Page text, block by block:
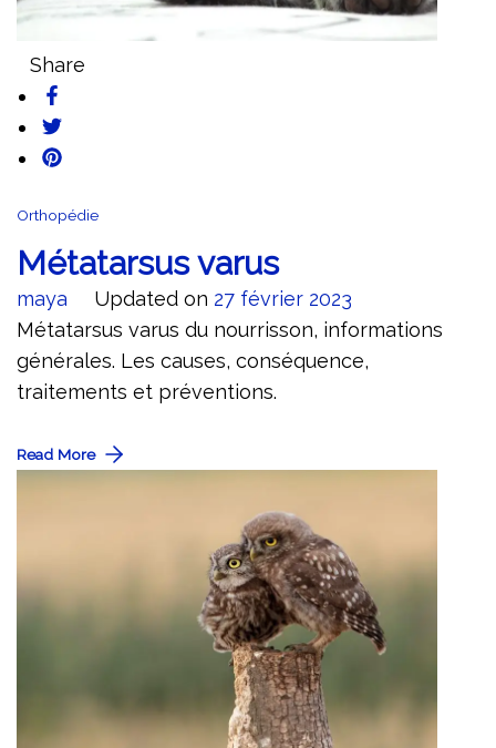
Share
Orthopédie
Métatarsus varus
maya Updated on 27 février 2023
Métatarsus varus du nourrisson, informations
générales. Les causes, conséquence,
traitements et préventions.
Read More